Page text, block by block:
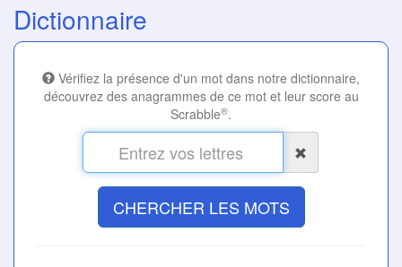
Dictionnaire
Vérifiez la présence d'un mot dans notre dictionnaire,
découvrez des anagrammes de ce mot et leur score au
Scrabble®.
CHERCHER LES MOTS